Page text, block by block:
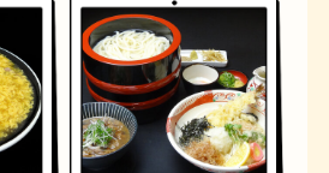
おにぎり